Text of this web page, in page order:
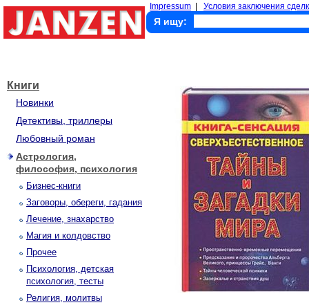
Impressum Условия заключения
Я ищу:
Книги
Новинки
Детективы, триллеры
Любовный роман
Астрология,
философия, психология
Бизнес-книги
Заговоры, обереги, гадания
Лечение, знахарство
Магия и колдовство
Прочее
Психология, детская
психология, тесты
Религия, молитвы